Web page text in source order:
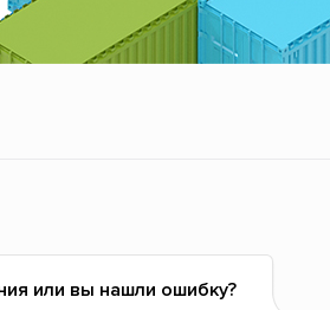
или вы нашли ошибку?